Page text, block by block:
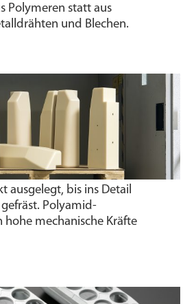
Polymeren statt aus
und Blechen.
ausgelegt, bis ins Detail
Polyamid-
hohe mechanische Kräfte